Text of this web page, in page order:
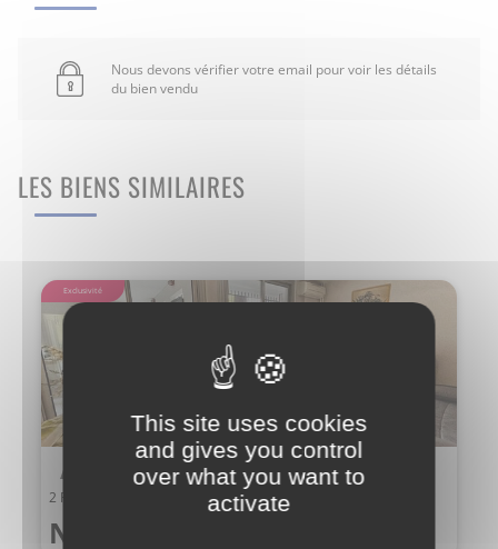
Nous devons vérifier votre email pour voir les détails
du bien vendu
LES BIENS SIMILAIRES
Exclusivité
Appartement
2 Pièce(s) MONTPELLIER
Nous consulter
This site uses cookies
and gives you control
over what you want to
activate